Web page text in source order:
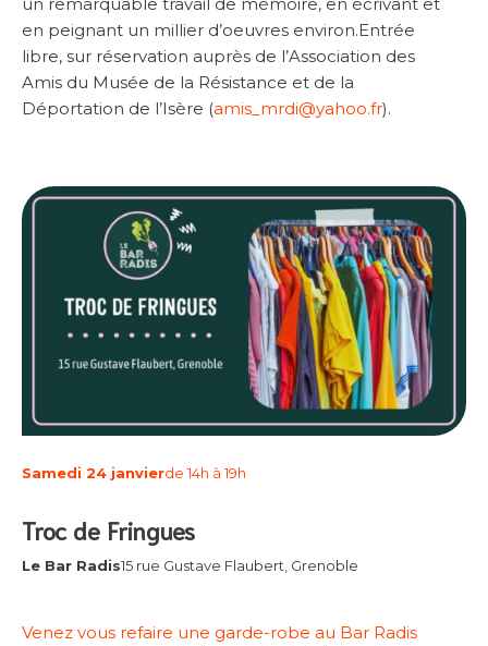
en peignant un millier d’oeuvres environ.Entrée
libre, sur réservation auprès de l’Association des
Amis du Musée de la Résistance et de la
Déportation de l’Isère (amis_mrdi@yahoo.fr).
Samedi 24 janvierde 14h à 19h
Troc de Fringues
Le Bar Radis15 rue Gustave Flaubert, Grenoble
Venez vous refaire une garde-robe au Bar Radis